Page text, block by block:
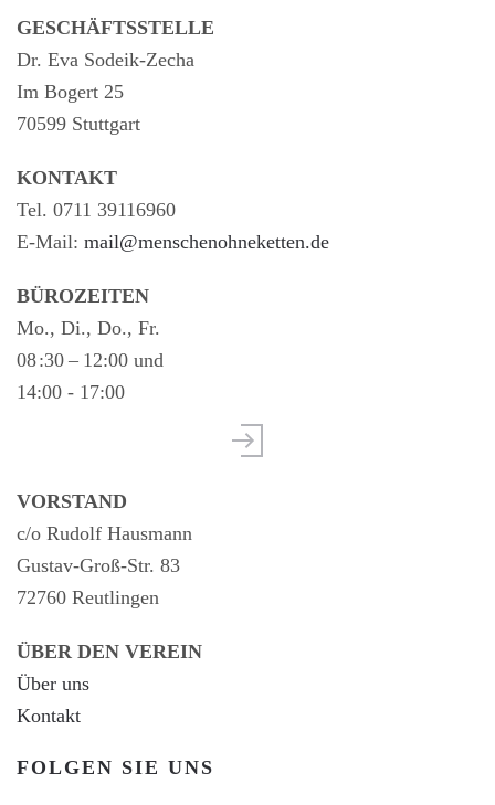
GESCHÄFTSSTELLE
Dr. Eva Sodeik-Zecha
Im Bogert 25
70599 Stuttgart
KONTAKT
Tel. 0711 39116960
E-Mail: mail@menschenohneketten.de
BÜROZEITEN
Mo., Di., Do., Fr.
08 :30 – 12:00 und
14:00 - 17:00
VORSTAND
c/o Rudolf Hausmann
Gustav-Groß-Str. 83
72760 Reutlingen
ÜBER DEN VEREIN
Über uns
Kontakt
FOLGEN SIE UNS